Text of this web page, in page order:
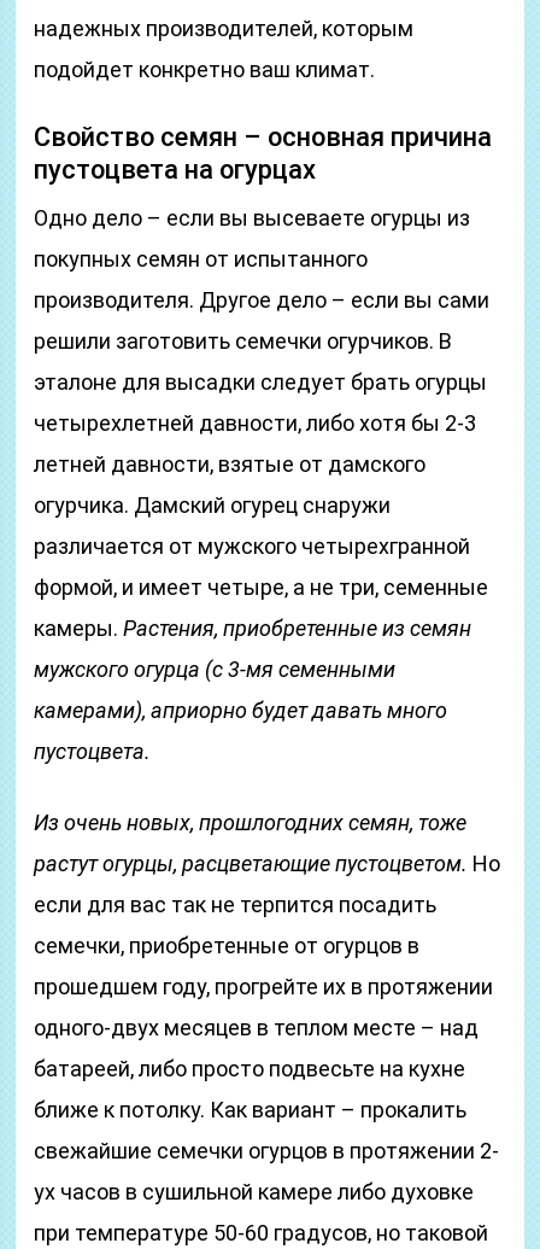
надежных производителей, которым
подойдет конкретно ваш климат.
Свойство семян – основная причина
пустоцвета на огурцах
Одно дело – если вы высеваете огурцы из
покупных семян от испытанного
производителя. Другое дело – если вы сами
решили заготовить семечки огурчиков. В
эталоне для высадки следует брать огурцы
четырехлетней давности, либо хотя бы 2-3
летней давности, взятые от дамского
огурчика. Дамский огурец снаружи
различается от мужского четырехгранной
формой, и имеет четыре, а не три, семенные
камеры.Растения, приобретенные из семян
мужского огурца (с 3-мя семенными
камерами), априорно будет давать много
пустоцвета.
Из очень новых, прошлогодних семян, тоже
растут огурцы, расцветающие пустоцветом. Но
если для вас так не терпится посадить
семечки, приобретенные от огурцов в
прошедшем году, прогрейте их в протяжении
одного-двух месяцев в теплом месте – над
батареей, либо просто подвесьте на кухне
ближе к потолку. Как вариант – прокалить
свежайшие семечки огурцов в протяжении 2-
ух часов в сушильной камере либо духовке
при температуре 50-60 градусов, но таковой